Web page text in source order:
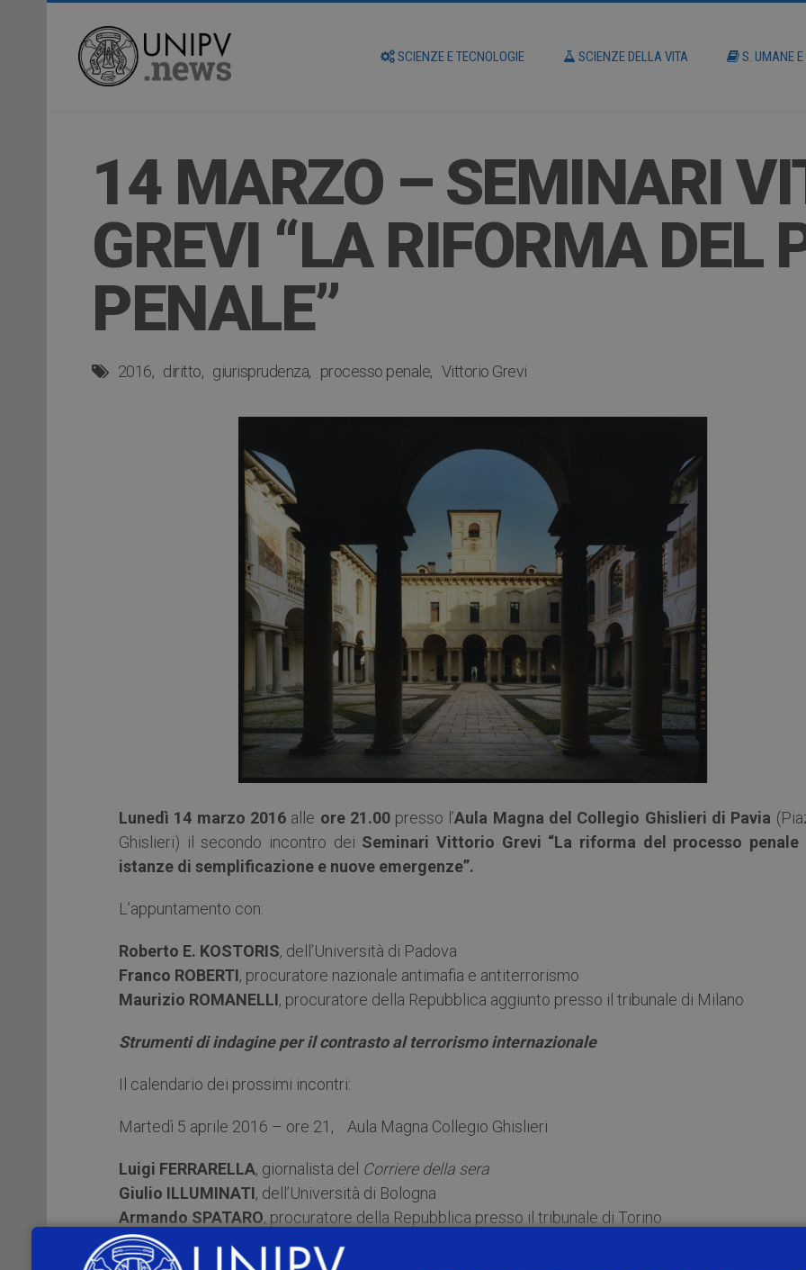
SCIENZE E TECNOLOGIE SCIENZE DELLA VITA S. UMANE
14 MARZO – SEMINARI
GREVI “LA RIFORMA DEL
PENALE”
2016 diritto giurisprudenza processo penale Vittorio Grevi
Lunedì 14 marzo 2016alle ore 21.00presso l’Aula Magna del Collegio Ghislieri di Pavia
Ghislieri) il secondo incontro dei Seminari Vittorio Grevi “La riforma del processo penale
istanze di semplificazione e nuove emergenze”.
L’appuntamento con:
Roberto E. KOSTORIS, dell’Università di Padova
Franco ROBERTI, procuratore nazionale antimafia e antiterrorismo
Maurizio ROMANELLI, procuratore della Repubblica aggiunto presso il tribunale di Milano
Strumenti di indagine per il contrasto al terrorismo internazionale
Il calendario dei prossimi incontri:
Martedì 5 aprile 2016 – ore 21, Aula Magna Collegio Ghislieri
Luigi FERRARELLA, giornalista del Corriere della sera
Giulio ILLUMINATI, dell’Università di Bologna
Armando SPATARO, procuratore della Repubblica presso il tribunale di Torino
Intercettazioni e raccolta di dati tra efficacia delle indagini, diritto alla riservatezza e